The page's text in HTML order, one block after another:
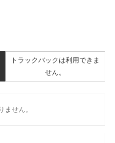
トラックバックは利用できま
せん。
ません。